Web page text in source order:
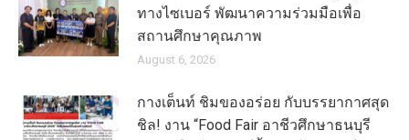
ทางไซเบอร์ พัฒนาความร่วมมือเพื่อ
สถานศึกษาคุณภาพ
August 6, 2026
กางเต็นท์ ชิมของอร่อย กับบรรยากาศสุด
ชิล! งาน “Food Fair อาชีวศึกษาธนบุรี